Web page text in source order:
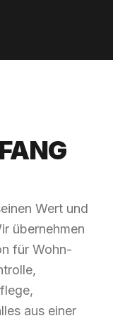
Wert und
übernehmen
für Wohn-
aus einer